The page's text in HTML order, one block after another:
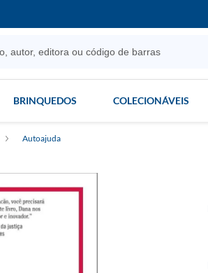
BRINQUEDOS COLECIONÁVEIS
Autoajuda